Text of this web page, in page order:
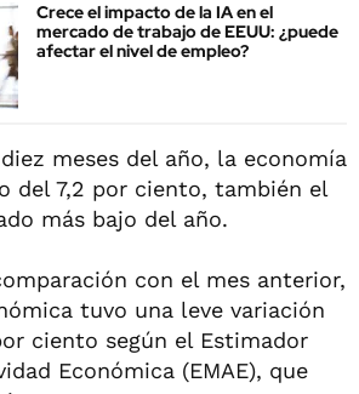
Crece el impacto de la IA en el
mercado de trabajo de EEUU: ¿puede
afectar el nivel de empleo?
meses del año, la economía
del 7,2 por ciento, también el
más bajo del año.
con el mes anterior,
tuvo una leve variación
ciento según el Estimador
Económica (EMAE), que